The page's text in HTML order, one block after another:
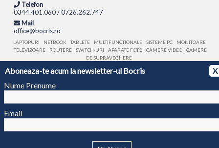
Aboneaza-te acum la newsletter-ul Bocris
X
Nume Prenume
Email
Telefon
0344.401.060 / 0726.262.747
Mail
office@bocris.ro
LAPTOPURI NETBOOK TABLETE MULTIFUNCTIONALE SISTEME PC
MONITOARE
TELEVIZOARE
ROUTERE SWITCH-URI APARATE FOTO CAMERE VIDEO
CAMERE
DE SUPRAVEGHERE